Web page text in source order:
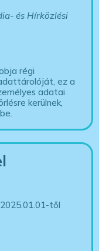
és Hírközlési
régi
ez a
adatai
kerülnek,
től